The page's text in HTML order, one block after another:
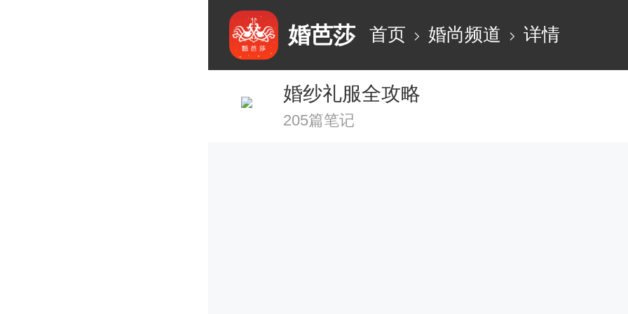
婚芭莎 首页 婚尚频道 详情
婚纱礼服全攻略
205篇笔记